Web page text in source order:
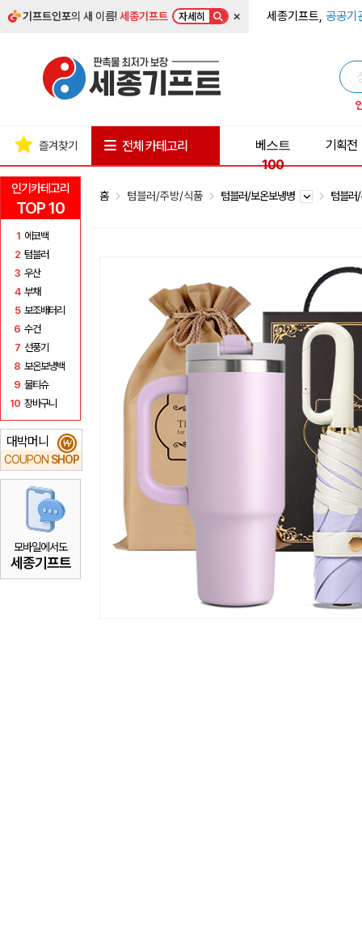
기프트인포의 새 이름!세종기프트 자세히 × 세종기프트, 공공기
인기카테고리
TOP 10
1 에코백
2 텀블러
3 우산
4 부채
5 보조배터리
6 수건
7 선풍기
8 보온보냉백
9 물티슈
10 장바구니
대박머니
COUPON SHOP
₩
모바일에서도
세종기프트
즐겨찾기 전체 카테고리
베스트
100
기획전
홈 텀블러/주방/식품 텀블러/보온보냉병 텀블러